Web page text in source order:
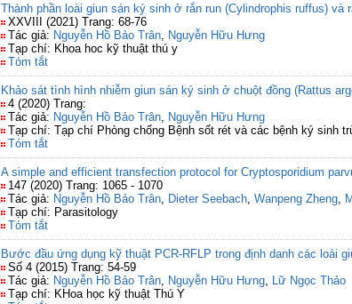
Thành phần loài giun sán ký sinh ở rắn run (Cylindrophis ruffus)
XXVIII (2021) Trang: 68-76
Tác giả: Nguyễn Hồ Bảo Trân, Nguyễn Hữu Hưng
Tạp chí: Khoa hoc kỹ thuật thú y
Tóm tắt
Khảo sát tình hình nhiễm giun sán ký sinh ở chuột đồng (Rattus
4 (2020) Trang:
Tác giả: Nguyễn Hồ Bảo Trân, Nguyễn Hữu Hưng
Tạp chí: Tạp chí Phòng chống Bệnh sốt rét và các bệnh ký sinh
Tóm tắt
A simple and efficient transfection protocol for Cryptosporidium
147 (2020) Trang: 1065 - 1070
Tác giả: Nguyễn Hồ Bảo Trân, Dieter Seebach, Wanpeng Zheng,
Tạp chí: Parasitology
Tóm tắt
Bước đầu ứng dụng kỹ thuật PCR-RFLP trong định danh các loài
Số 4 (2015) Trang: 54-59
Tác giả: Nguyễn Hồ Bảo Trân, Nguyễn Hữu Hưng, Lữ Ngọc Thảo
Tạp chí: KHoa học kỹ thuật Thú Y